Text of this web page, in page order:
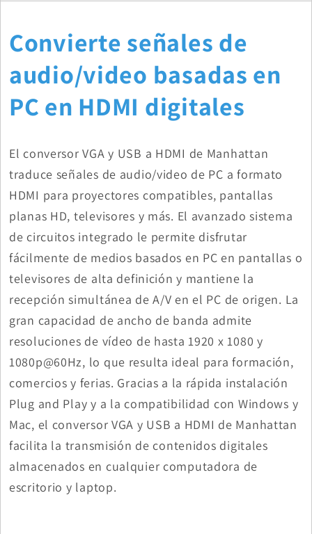
Convierte señales de
audio/video basadas en
PC en HDMI digitales
El conversor VGA y USB a HDMI de Manhattan
traduce señales de audio/video de PC a formato
HDMI para proyectores compatibles, pantallas
planas HD, televisores y más. El avanzado sistema
de circuitos integrado le permite disfrutar
fácilmente de medios basados en PC en pantallas o
televisores de alta definición y mantiene la
recepción simultánea de A/V en el PC de origen. La
gran capacidad de ancho de banda admite
resoluciones de vídeo de hasta 1920 x 1080 y
1080p@60Hz, lo que resulta ideal para formación,
comercios y ferias. Gracias a la rápida instalación
Plug and Play y a la compatibilidad con Windows y
Mac, el conversor VGA y USB a HDMI de Manhattan
facilita la transmisión de contenidos digitales
almacenados en cualquier computadora de
escritorio y laptop.